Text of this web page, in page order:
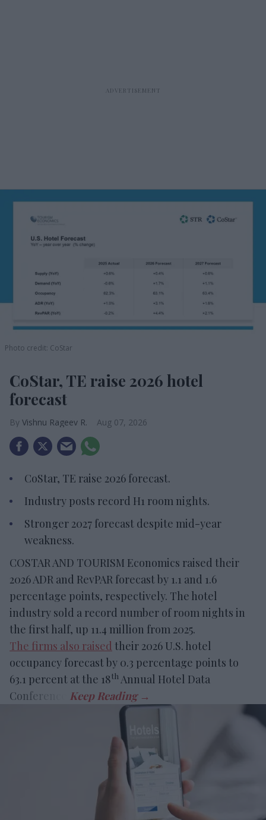
Photo credit: CoStar
CoStar, TE raise 2026 hotel
forecast
Vishnu Rageev R. Aug 07, 2026
CoStar, TE raise 2026 forecast.
Industry posts record H1 room nights.
Stronger 2027 forecast despite mid-year
weakness.
COSTAR AND TOURISM Economics raised their
2026 ADR and RevPAR forecast by 1.1 and 1.6
percentage points, respectively. The hotel
industry sold a record number of room nights in
the first half, up 11.4 million from 2025.
The firms also raised their 2026 U.S. hotel
occupancy forecast by 0.3 percentage points to
63.1 percent at the 18th Annual Hotel Data
Conference.